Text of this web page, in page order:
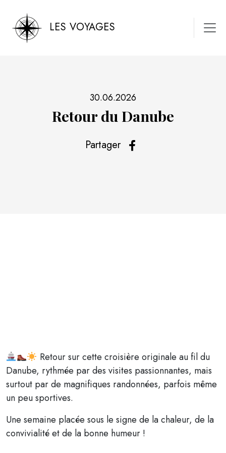
LES VOYAGES
30.06.2026
Retour du Danube
Partager
Retour sur cette croisière originale au fil du
Danube, rythmée par des visites passionnantes, mais
surtout par de magnifiques randonnées, parfois même
un peu sportives.
Une semaine placée sous le signe de la chaleur, de la
convivialité et de la bonne humeur !